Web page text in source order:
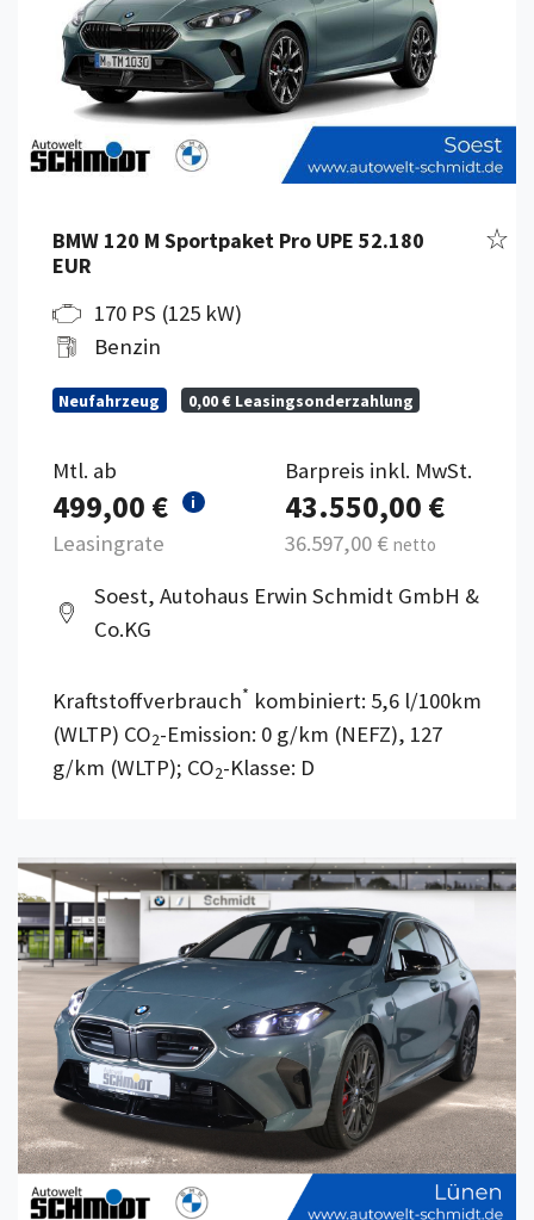
BMW 120 M Sportpaket Pro UPE 52.180
EUR
170 PS (125 kW)
Benzin
Neufahrzeug 0,00 € Leasingsonderzahlung
Mtl. ab
499,00 € i
Leasingrate
Barpreis inkl. MwSt.
43.550,00 €
36.597,00 € netto
Soest, Autohaus Erwin Schmidt GmbH &
Co.KG
Kraftstoffverbrauch* kombiniert: 5,6 l/100km
(WLTP) CO2-Emission: 0 g/km (NEFZ), 127
g/km (WLTP); CO2-Klasse: D
Details anzeigen